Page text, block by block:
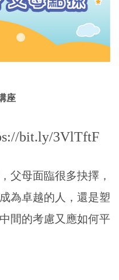
座
bit.ly/3VlTftF
父母面臨很多抉擇，
為卓越的人，還是塑
間的考慮又應如何平